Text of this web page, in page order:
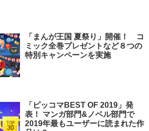
「まんが王国 夏祭り」開催！ コ
ミック全巻プレゼントなど８つの
特別キャンペーンを実施
「ピッコマBEST OF 2019」発
表！ マンガ部門&ノベル部門で
2019年最もユーザーに読まれた作